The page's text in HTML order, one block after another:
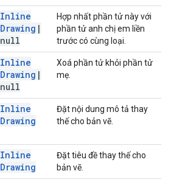
Inline
Drawing |
null
Hợp nhất phần tử này với
phần tử anh chị em liền
trước có cùng loại.
Inline
Drawing |
null
Xoá phần tử khỏi phần tử
mẹ.
Inline
Drawing
Đặt nội dung mô tả thay
thế cho bản vẽ.
Inline
Drawing
Đặt tiêu đề thay thế cho
bản vẽ.